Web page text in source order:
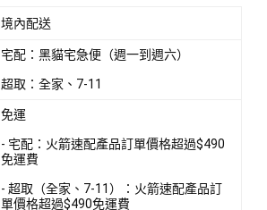
境內配送
宅配：黑貓宅急便（週一到週六）
超取：全家、7-11
免運
- 宅配：火箭速配產品訂單價格超過$490
免運費
- 超取（全家、7-11）：火箭速配產品訂
單價格超過$490免運費